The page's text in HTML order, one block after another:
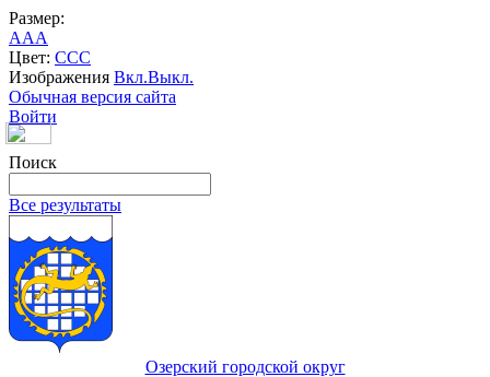
Размер:
AAA
Цвет: CCC
Изображения Вкл.Выкл.
Обычная версия сайта
Войти
Поиск
Все результаты
Озерский городской округ